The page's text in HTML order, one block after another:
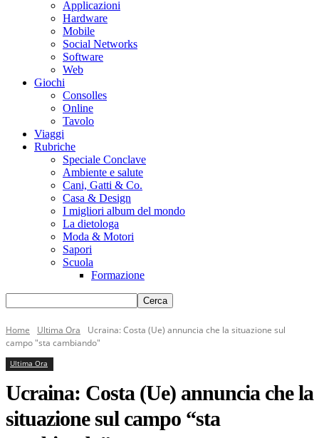
Applicazioni
Hardware
Mobile
Social Networks
Software
Web
Giochi
Consolles
Online
Tavolo
Viaggi
Rubriche
Speciale Conclave
Ambiente e salute
Cani, Gatti & Co.
Casa & Design
I migliori album del mondo
La dietologa
Moda & Motori
Sapori
Scuola
Formazione
Home Ultima Ora
Ucraina: Costa (Ue) annuncia che la situazione sul
campo "sta cambiando"
Ultima Ora
Ucraina: Costa (Ue) annuncia che la
situazione sul campo “sta